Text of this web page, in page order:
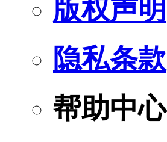
版权声明
隐私条款
帮助中心